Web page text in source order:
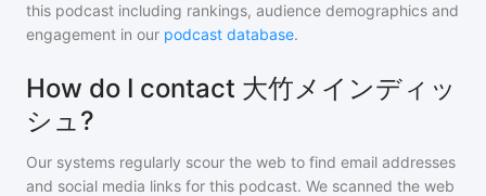
this podcast including rankings, audience demographics and
engagement in our podcast database.
How do I contact 大竹メインディッ
シュ?
Our systems regularly scour the web to find email addresses
and social media links for this podcast. We scanned the web